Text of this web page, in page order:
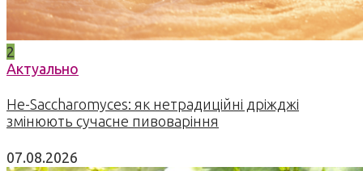
2
Актуально
Не-Saccharomyces: як нетрадиційні дріжджі
змінюють сучасне пивоваріння
07.08.2026